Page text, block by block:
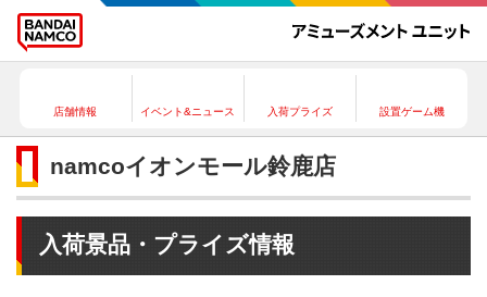
店舗情報 イベント&ニュース 入荷プライズ 設置ゲーム機
namcoイオンモール鈴鹿店
入荷景品・プライズ情報